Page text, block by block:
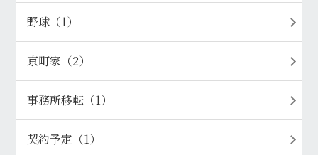
野球（1）
京町家（2）
事務所移転（1）
契約予定（1）